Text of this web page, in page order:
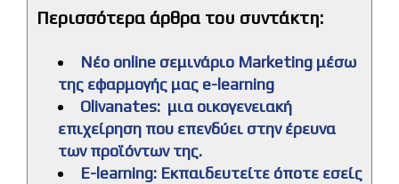
Περισσότερα άρθρα του συντάκτη:
Νέο online σεμινάριο Marketing μέσω
της εφαρμογής μας e-learning
Olivanates: μια οικογενειακή
επιχείρηση που επενδύει στην έρευνα
των προϊόντων της.
E-learning: Εκπαιδευτείτε όποτε εσείς